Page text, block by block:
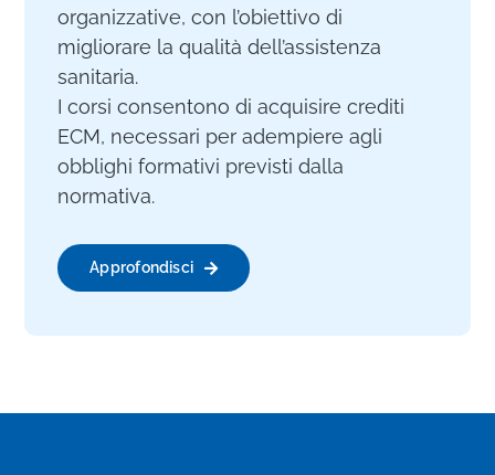
organizzative, con l’obiettivo di
migliorare la qualità dell’assistenza
sanitaria.
I corsi consentono di acquisire crediti
ECM, necessari per adempiere agli
obblighi formativi previsti dalla
normativa.
Approfondisci